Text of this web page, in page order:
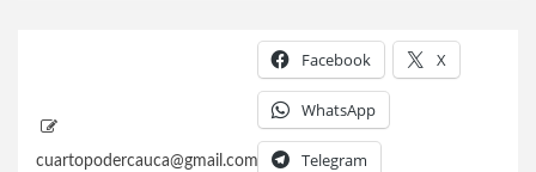
cuartopodercauca@gmail.com
Facebook X
WhatsApp
Telegram